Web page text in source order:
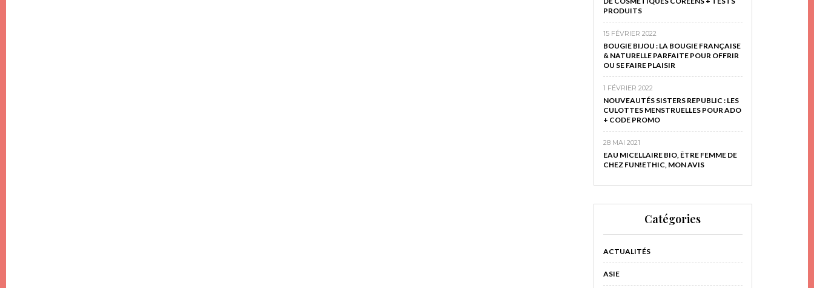
PRODUITS
15 FÉVRIER 2022
BOUGIE BIJOU : LA BOUGIE FRANÇAISE
& NATURELLE PARFAITE POUR OFFRIR
OU SE FAIRE PLAISIR
1 FÉVRIER 2022
NOUVEAUTÉS SISTERS REPUBLIC : LES
CULOTTES MENSTRUELLES POUR ADO
+ CODE PROMO
28 MAI 2021
EAU MICELLAIRE BIO, ÊTRE FEMME DE
CHEZ FUN!ETHIC, MON AVIS
Catégories
ACTUALITÉS
ASIE